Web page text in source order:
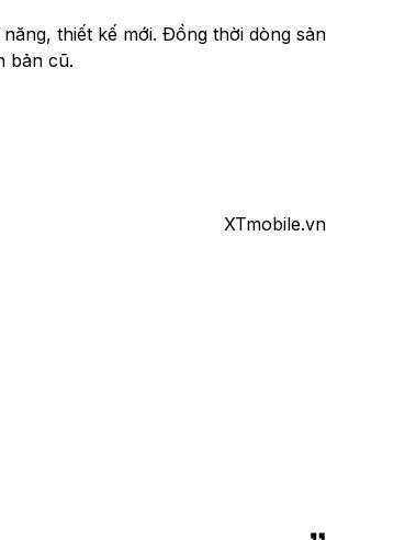
thiết kế mới. Đồng thời dòng sản
bản cũ.
XTmobile.vn